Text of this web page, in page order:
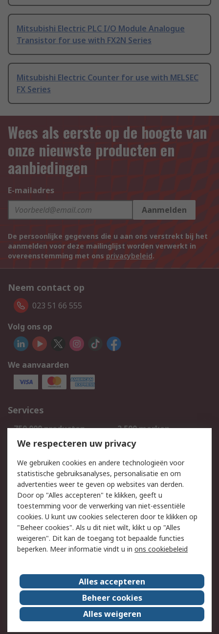
Mitsubishi Electric PLC I/O Module Analogue
Transistor for use with FX2N Series
Mitsubishi Electric Counter for use with MELSEC
FX Series
Wees als eerste op de hoogte van
onze nieuwste producten en
aanbiedingen
E-mailadres
Aanmelden
De persoonlijke gegevens die u aan ons verstrekt bij het
aanmelden voor deze mailinglijst worden verwerkt in
overeenstemming met ons privacybeleid.
Neem contact op
023 51 66 555
Volg ons op
We aanvaarden
Services
750.000 producten
2.500 merken
Bestellen
Inkoopoplossingen
Track & Trace
Wettelijk
Cookiebeleid
Email veiligheid
Privacybeleid
Websitevoorwaarden
Algemene
verkoopvoorwaarden
Over RS
RS Group
Over ons
RS wereldwijd
Werken bij RS
ESG
We respecteren uw privacy
We gebruiken cookies en andere technologieën voor
statistische gebruiksanalyses, personalisatie en om
advertenties weer te geven op websites van derden.
Door op "Alles accepteren" te klikken, geeft u
toestemming voor de verwerking van niet-essentiële
cookies. U kunt uw cookies selecteren door te klikken op
"Beheer cookies". Als u dit niet wilt, klikt u op "Alles
weigeren". Dit kan de toegang tot bepaalde functies
beperken. Meer informatie vindt u in ons cookiebeleid
Alles accepteren
Beheer cookies
Alles weigeren